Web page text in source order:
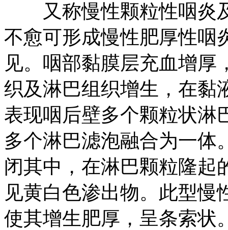
又称慢性颗粒性咽炎
不愈可形成慢性肥厚性咽
见。咽部黏膜层充血增厚
织及淋巴组织增生，在黏
表现咽后壁多个颗粒状淋
多个淋巴滤泡融合为一体
闭其中，在淋巴颗粒隆起
见黄白色渗出物。此型慢
使其增生肥厚，呈条索状